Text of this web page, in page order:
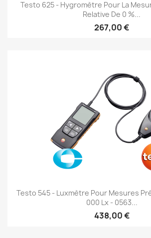
Testo 625 - Hygromètre Pour La
Relative De 0 %...
267,00 €
Testo 545 - Luxmètre Pour Mesures
000 Lx - 0563...
438,00 €